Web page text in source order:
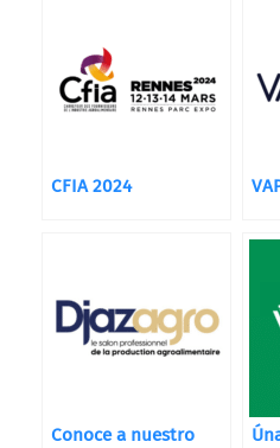
CFIA 2024
Conoce a nuestro